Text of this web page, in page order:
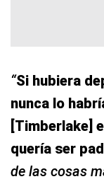
“Si hubiera
nunca lo
[Timberlake]
quería ser
de las cosas